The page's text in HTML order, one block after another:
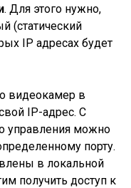
. Для этого нужно,
(статический
IP адресах будет
видеокамер в
IP-адрес. С
управления можно
порту.
в локальной
получить доступ к